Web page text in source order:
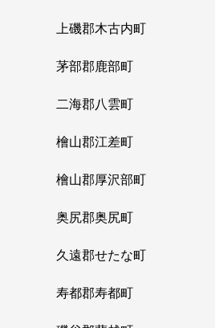
上磯郡木古内町
茅部郡鹿部町
二海郡八雲町
檜山郡江差町
檜山郡厚沢部町
奥尻郡奥尻町
久遠郡せたな町
寿都郡寿都町